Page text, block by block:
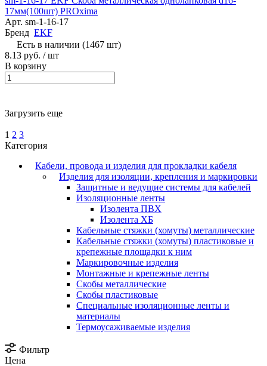
17мм(100шт) PROxima
Арт. sm-1-16-17
Бренд EKF
Есть в наличии (1467 шт)
8.13 руб. / шт
В корзину
Загрузить еще
1 2 3
Категория
Кабели, провода и изделия для прокладки кабеля
Изделия для изоляции, крепления и маркировки
Защитные и ведущие системы для кабелей
Изоляционные ленты
Изолента ПВХ
Изолента ХБ
Кабельные стяжки (хомуты) металлические
Кабельные стяжки (хомуты) пластиковые и
крепежные площадки к ним
Маркировочные изделия
Монтажные и крепежные ленты
Скобы металлические
Скобы пластиковые
Специальные изоляционные ленты и
материалы
Термоусаживаемые изделия
Фильтр
Цена